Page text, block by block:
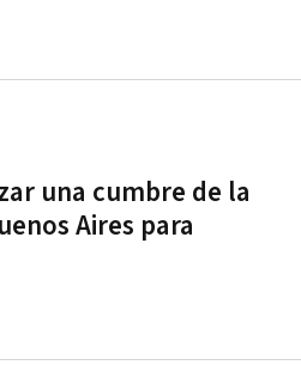
una cumbre de la
Aires para